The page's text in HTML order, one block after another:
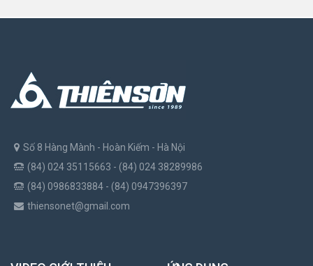
Số 8 Hàng Mành - Hoàn Kiếm - Hà Nội
(84) 024 35115663 - (84) 024 38289986
(84) 0986833884 - (84) 0947396397
thiensonet@gmail.com